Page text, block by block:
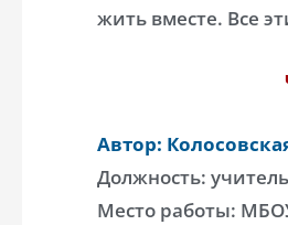
жить вместе. Все
Автор:
Должность:
Место работы: